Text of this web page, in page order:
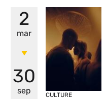
2
mar
30
sep
Vignette
CULTURE